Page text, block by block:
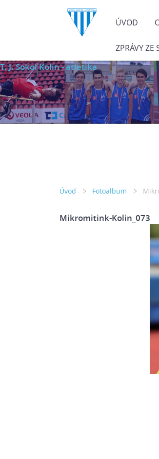
ÚVOD
ZPRÁVY ZE
T. J. Sokol Kolín - atletika
Úvod Fotoalbum
Mikromitink-Kolin_073